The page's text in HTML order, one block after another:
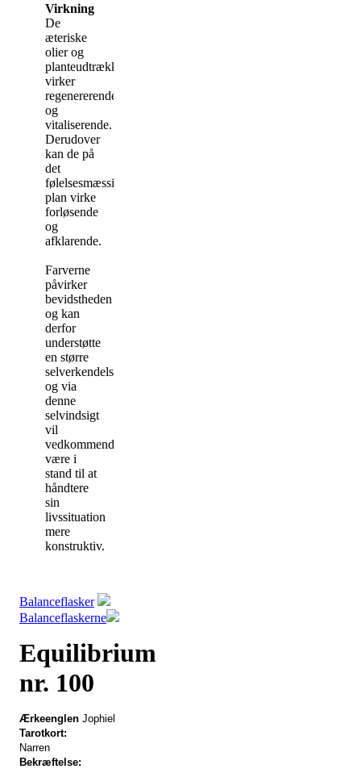
Virkning
De
æteriske
olier og
planteudtrækkene
virker
regenererende
og
vitaliserende.
Derudover
kan de på
det
følelsesmæssige
plan virke
forløsende
og
afklarende.
Farverne
påvirker
bevidstheden
og kan
derfor
understøtte
en større
selverkendelse,
og via
denne
selvindsigt
vil
vedkommende
være i
stand til at
håndtere
sin
livssituation
mere
konstruktiv.
Balanceflasker
Balanceflaskerne
Equilibrium
nr. 100
Ærkeenglen Jophiel
Tarotkort:
Narren
Bekræftelse: